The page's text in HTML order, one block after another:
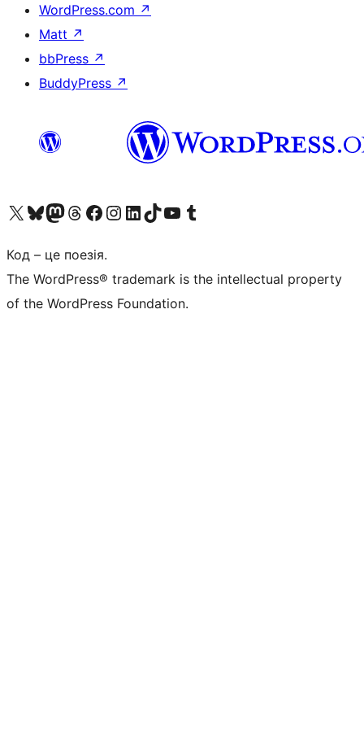
WordPress.com ↗
Matt ↗
bbPress ↗
BuddyPress ↗
Visit our X (formerly Twitter) account
Visit our Bluesky account
Завітайте до нашої стрічки в Mastodon
Visit our Threads account
Завітайте на нашу сторінку в Facebook
Visit our Instagram account
Visit our LinkedIn account
Visit our TikTok account
Visit our YouTube channel
Visit our Tumblr account
Код – це поезія.
The WordPress® trademark is the intellectual property
of the WordPress Foundation.